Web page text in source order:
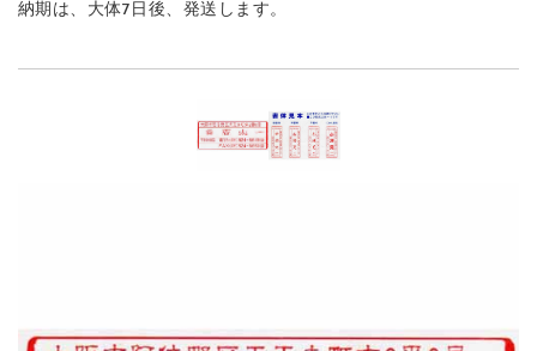
納期は、大体7日後、発送します。